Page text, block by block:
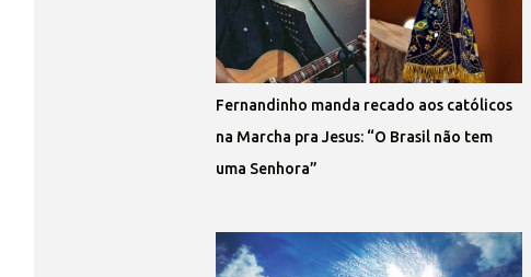
Fernandinho manda recado aos católicos
na Marcha pra Jesus: “O Brasil não tem
uma Senhora”